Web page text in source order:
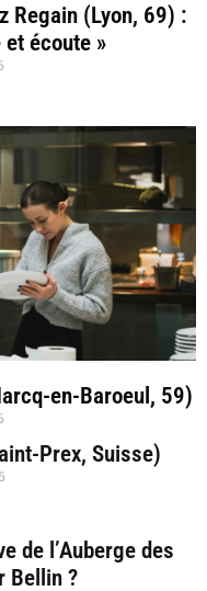
Regain (Lyon, 69) :
écoute »
en-Baroeul, 59)
Prex, Suisse)
de l’Auberge des
Bellin ?